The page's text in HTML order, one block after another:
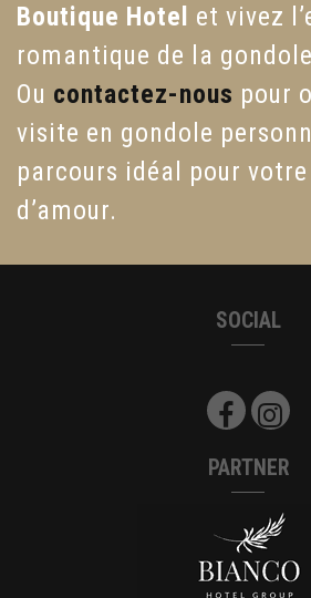
Boutique Hotel et vivez
romantique de la
Ou contactez-nous pour
visite en gondole
parcours idéal pour
d’amour.
SOCIAL
PARTNER